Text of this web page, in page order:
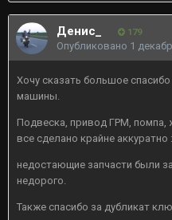
Денис_ 179
Опубликовано 1
Хочу сказать большое
машины.
Подвеска, привод ГРМ, помпа,
все сделано крайне аккуратно
недостающие запчасти были
недорого.
Также спасибо за дубликат